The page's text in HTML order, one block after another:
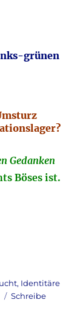
grünen
Gedanken
Böses ist.
, Identitäre
Schreibe